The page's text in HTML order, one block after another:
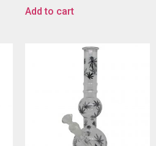
0
Add to cart